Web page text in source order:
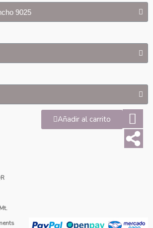
Añadir al carrito